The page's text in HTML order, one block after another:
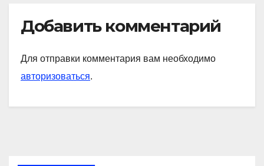
Добавить комментарий
Для отправки комментария вам необходимо
авторизоваться.